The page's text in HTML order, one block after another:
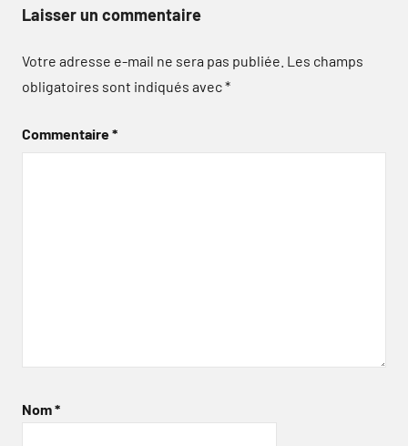
Laisser un commentaire
Votre adresse e-mail ne sera pas publiée. Les champs
obligatoires sont indiqués avec*
Commentaire*
Nom*